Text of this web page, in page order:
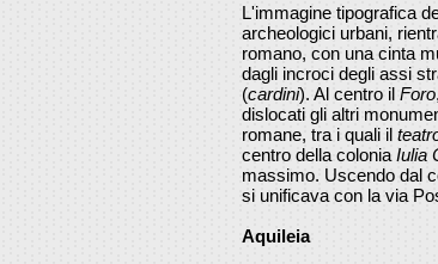
L'immagine tipografica
archeologici urbani,
romano, con una cinta
dagli incroci degli assi
(cardini). Al centro il Foro
dislocati gli altri
romane, tra i quali il
centro della colonia Iulia
massimo. Uscendo dal
si unificava con la via
Aquileia